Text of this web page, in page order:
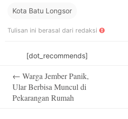
Kota Batu Longsor
Tulisan ini berasal dari redaksi
[dot_recommends]
navigation
← Warga Jember Panik,
Ular Berbisa Muncul di
Pekarangan Rumah